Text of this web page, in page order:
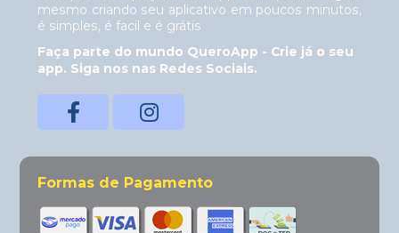
mesmo criando seu aplicativo em poucos minutos,
é simples, é facil e é grátis
Faça parte do mundo QueroApp - Crie já o seu
app. Siga nos nas Redes Sociais.
Formas de Pagamento